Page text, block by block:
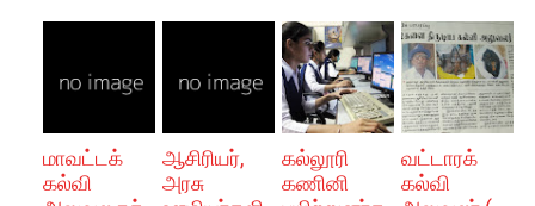
மாவட்டக்
கல்வி
ஆசிரியர்,
அரசு
கல்லூரி
கணினி
வட்டாரக்
கல்வி